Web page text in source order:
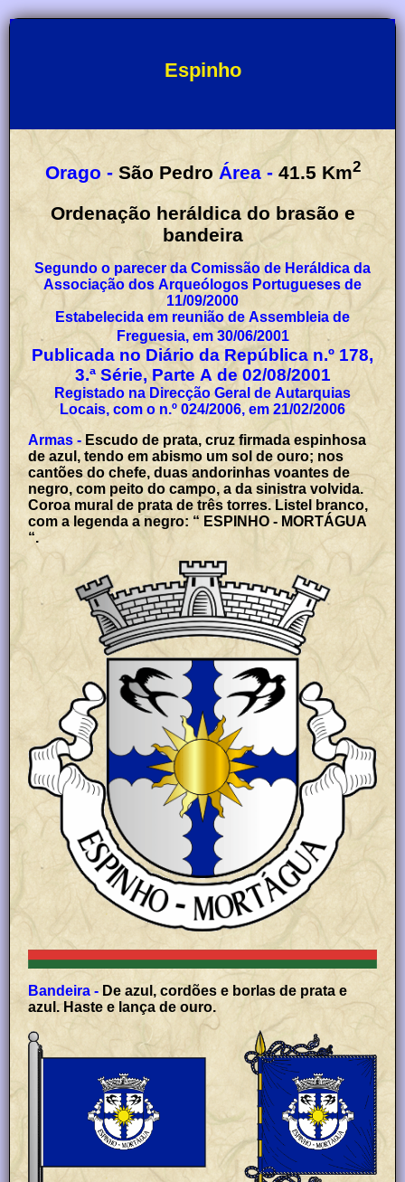
Espinho
Orago - São Pedro Área - 41.5 Km2
Ordenação heráldica do brasão e
bandeira
Segundo o parecer da Comissão de Heráldica da
Associação dos Arqueólogos Portugueses de
11/09/2000
Estabelecida em reunião de Assembleia de
Freguesia, em 30/06/2001
Publicada no Diário da República n.º 178,
3.ª Série, Parte A de 02/08/2001
Registado na Direcção Geral de Autarquias
Locais, com o n.º 024/2006, em 21/02/2006
Armas - Escudo de prata, cruz firmada espinhosa
de azul, tendo em abismo um sol de ouro; nos
cantões do chefe, duas andorinhas voantes de
negro, com peito do campo, a da sinistra volvida.
Coroa mural de prata de três torres. Listel branco,
com a legenda a negro: “ ESPINHO - MORTÁGUA
“.
Bandeira - De azul, cordões e borlas de prata e
azul. Haste e lança de ouro.